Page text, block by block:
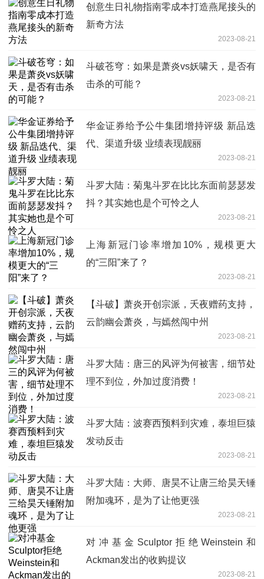
创意生日礼物指南零成本打造燕尾接头的
新奇方法
2023-08-21
斗破苍穹：如果是萧炎vs妖啸天，是否有
击杀的可能？
2023-08-21
华金证券给予公牛集团增持评级 新品迭
代、渠道升级 业绩表现靓丽
2023-08-21
斗罗大陆：菊鬼斗罗在比比东面前瑟瑟发
抖？其实她也是个可怜之人
2023-08-21
上海新冠门诊率增加10%，规模更大
的“三阳”来了？
2023-08-21
【斗破】萧炎开创宗派，夭夜赠药支持，
云韵幽会萧炎，与嫣然闯中州
2023-08-21
斗罗大陆：唐三的风评为何被害，细节处
理不到位，外加过度消费！
2023-08-21
斗罗大陆：波赛西预料到灾难，泰坦巨猿
发动反击
2023-08-21
斗罗大陆：大师、唐昊不让唐三给昊天锤
附加魂环，是为了让他更强
2023-08-21
对冲基金Sculptor拒绝Weinstein和
Ackman发出的收购提议
2023-08-21